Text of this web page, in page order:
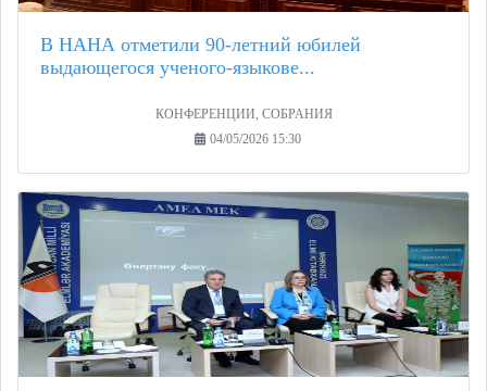
В НАНА отметили 90-летний юбилей
выдающегося ученого-языкове...
КОНФЕРЕНЦИИ, СОБРАНИЯ
04/05/2026 15:30